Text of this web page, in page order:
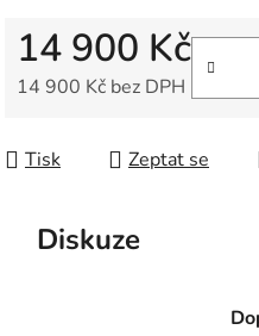
14 900 Kč
14 900 Kč bez DPH
Tisk Zeptat se
Diskuze